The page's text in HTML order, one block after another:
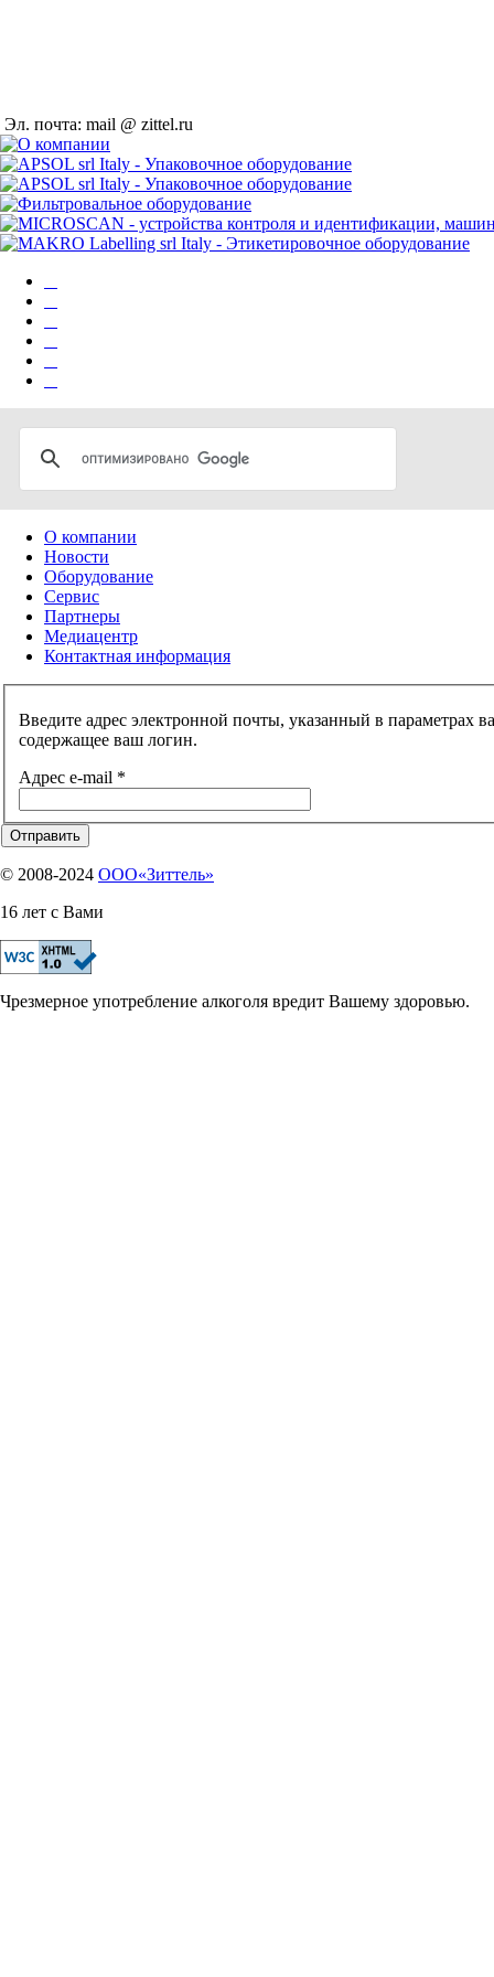
Эл. почта: mail @ zittel.ru
О компании
Новости
Оборудование
Сервис
Партнеры
Медиацентр
Контактная информация
Введите адрес электронной почты, указанный в параметрах
содержащее ваш логин.
Адрес e-mail *
Отправить
© 2008-2024 OOO«Зиттель»
16 лет с Вами
Чрезмерное употребление алкоголя вредит Вашему здоровью.